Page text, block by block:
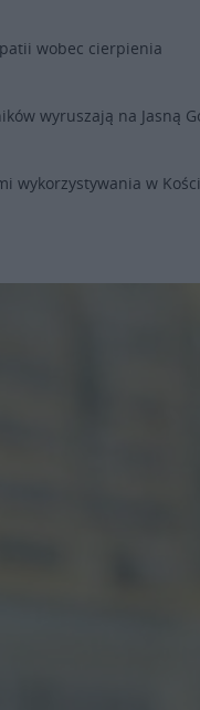
wobec cierpienia
wyruszają na Jasną
wykorzystywania w